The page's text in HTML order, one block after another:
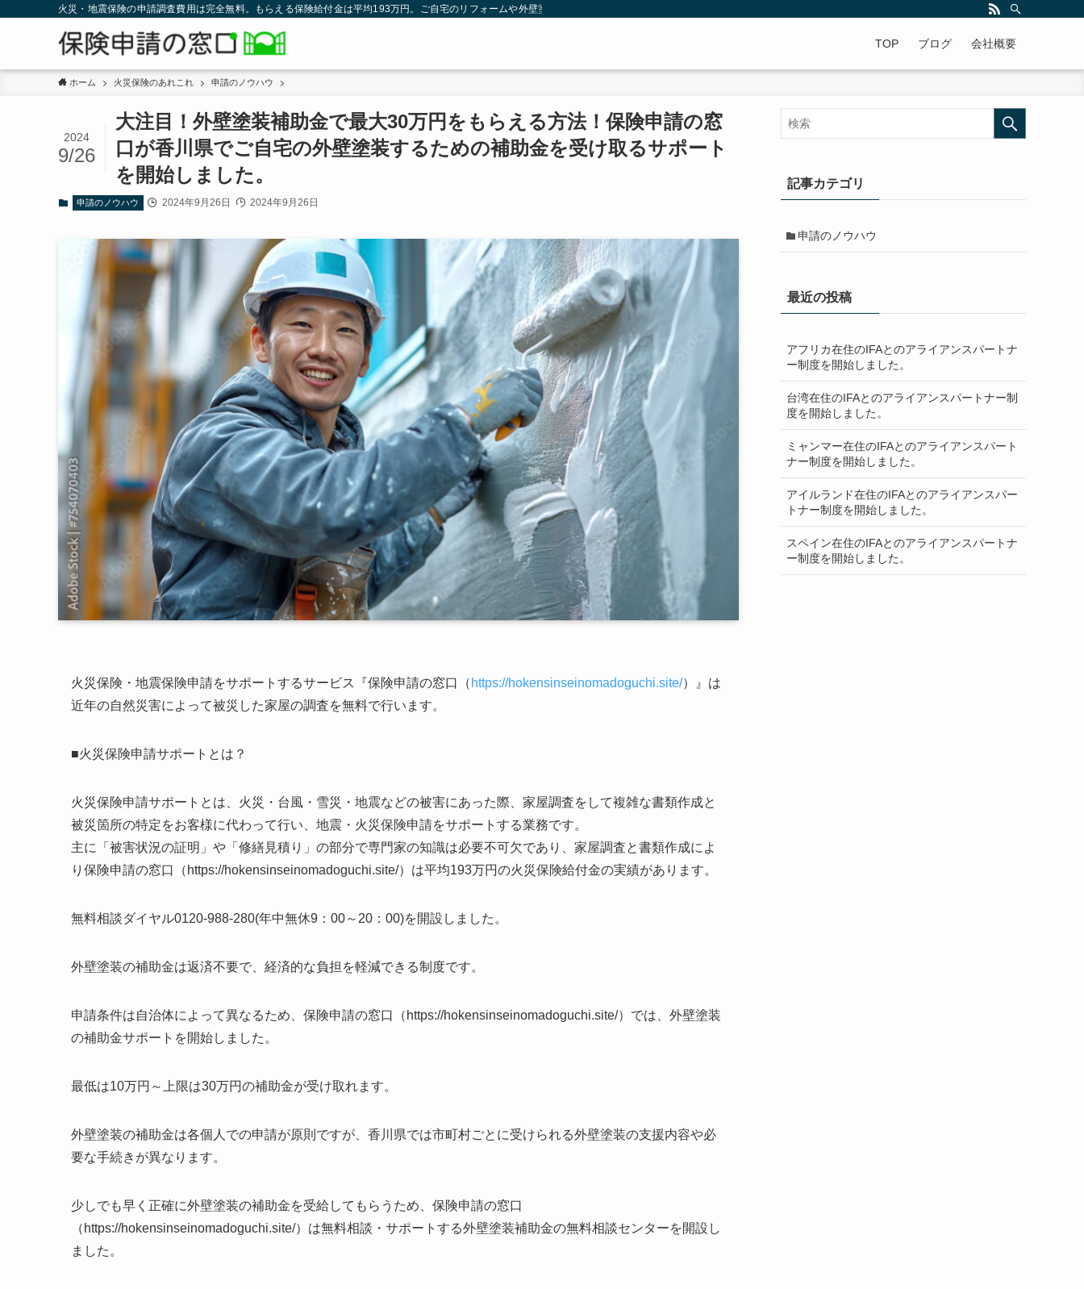
火災・地震保険の申請調査費用は完全無料。もらえる保険給付金は平均193万円。ご自宅のリフォームや外壁塗装は火災保険を使わないともったいないですよ。年中無休で全国対応!
TOP ブログ 会社概要
ホーム 火災保険のあれこれ 申請のノウハウ
大注目！外壁塗装補助金で最大30万円をもらえる方法！保険申請の窓
口が香川県でご自宅の外壁塗装するための補助金を受け取るサポート
を開始しました。
2024
9/26
申請のノウハウ 2024年9月26日 2024年9月26日
火災保険・地震保険申請をサポートするサービス『保険申請の窓口（ https://hokensinseinomadoguchi.site/）』は
近年の自然災害によって被災した家屋の調査を無料で行います。
■火災保険申請サポートとは？
火災保険申請サポートとは、火災・台風・雪災・地震などの被害にあった際、家屋調査をして複雑な書類作成と
被災箇所の特定をお客様に代わって行い、地震・火災保険申請をサポートする業務です。
主に「被害状況の証明」や「修繕見積り」の部分で専門家の知識は必要不可欠であり、家屋調査と書類作成によ
り保険申請の窓口（https://hokensinseinomadoguchi.site/）は平均193万円の火災保険給付金の実績があります。
無料相談ダイヤル0120-988-280(年中無休9：00～20：00)を開設しました。
外壁塗装の補助金は返済不要で、経済的な負担を軽減できる制度です。
申請条件は自治体によって異なるため、保険申請の窓口（https://hokensinseinomadoguchi.site/）では、外壁塗装
の補助金サポートを開始しました。
最低は10万円～上限は30万円の補助金が受け取れます。
外壁塗装の補助金は各個人での申請が原則ですが、香川県では市町村ごとに受けられる外壁塗装の支援内容や必
要な手続きが異なります。
少しでも早く正確に外壁塗装の補助金を受給してもらうため、保険申請の窓口
（https://hokensinseinomadoguchi.site/）は無料相談・サポートする外壁塗装補助金の無料相談センターを開設し
ました。
記事カテゴリ
申請のノウハウ
最近の投稿
アフリカ在住のIFAとのアライアンスパートナ
ー制度を開始しました。
台湾在住のIFAとのアライアンスパートナー制
度を開始しました。
ミャンマー在住のIFAとのアライアンスパート
ナー制度を開始しました。
アイルランド在住のIFAとのアライアンスパー
トナー制度を開始しました。
スペイン在住のIFAとのアライアンスパートナ
ー制度を開始しました。